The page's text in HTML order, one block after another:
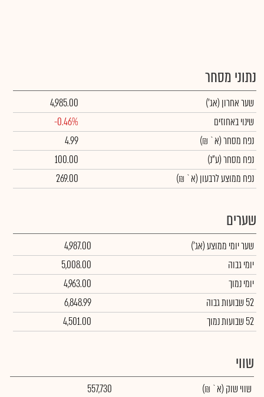
נתוני מסחר
שער אחרון (אג')
4,985.00
שינוי באחוזים
-0.46%
נפח מסחר(א` ₪)
4.99
נפח מסחר(ע"נ)
100.00
נפח ממוצע לרבעון (א` ₪)
269.00
שערים
שער יומי ממוצע(אג')
4,987.00
יומי גבוה
5,008.00
יומי נמוך
4,963.00
52 שבועות גבוה
6,848.99
52 שבועות נמוך
4,501.00
שווי
שווי שוק (א` ₪)
557,730